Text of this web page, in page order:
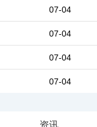
07-04
07-04
07-04
07-04
资讯